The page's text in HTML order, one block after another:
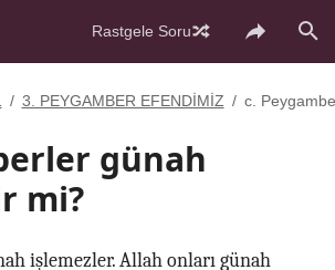
Rastgele Soru
/ 3. PEYGAMBER EFENDİMİZ / c.
günah
mi?
işlemezler. Allah onları günah